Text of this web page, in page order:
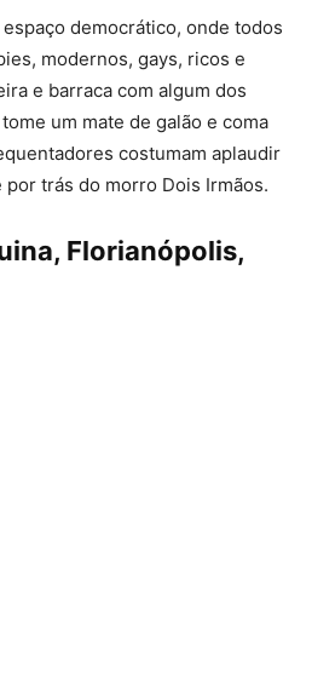
democrático, onde todos
modernos, gays, ricos e
e barraca com algum dos
um mate de galão e coma
costumam aplaudir
trás do morro Dois Irmãos.
Florianópolis,